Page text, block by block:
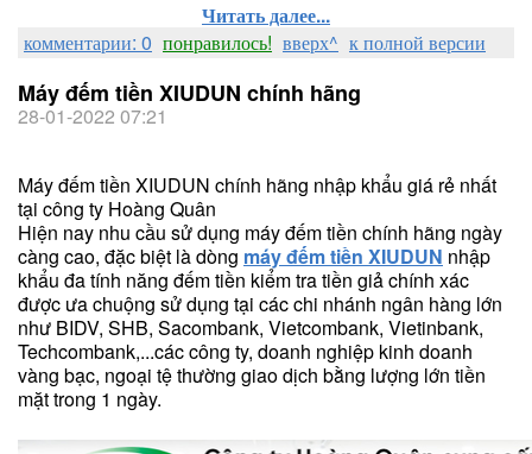
Читать далее...
комментарии: 0 понравилось! вверх^ к полной версии
Máy đếm tiền XIUDUN chính hãng
28-01-2022 07:21
Máy đếm tiền XIUDUN chính hãng nhập khẩu giá rẻ nhất
tại công ty Hoàng Quân
Hiện nay nhu cầu sử dụng máy đếm tiền chính hãng ngày
càng cao, đặc biệt là dòng máy đếm tiền XIUDUN nhập
khẩu đa tính năng đếm tiền kiểm tra tiền giả chính xác
được ưa chuộng sử dụng tại các chi nhánh ngân hàng lớn
như BIDV, SHB, Sacombank, Vietcombank, Vietinbank,
Techcombank,...các công ty, doanh nghiệp kinh doanh
vàng bạc, ngoại tệ thường giao dịch bằng lượng lớn tiền
mặt trong 1 ngày.